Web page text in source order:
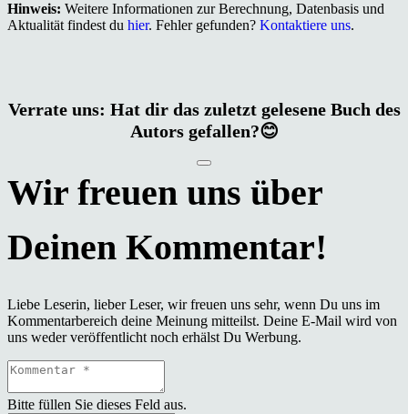
Hinweis: Weitere Informationen zur Berechnung, Datenbasis und
Aktualität findest du hier. Fehler gefunden? Kontaktiere uns.
Verrate uns: Hat dir das zuletzt gelesene Buch des
Autors gefallen?😊
Liebe Leserin, lieber Leser, wir freuen uns sehr, wenn Du uns im
Kommentarbereich deine Meinung mitteilst. Deine E-Mail wird von
uns weder veröffentlicht noch erhälst Du Werbung.
Bitte füllen Sie dieses Feld aus.